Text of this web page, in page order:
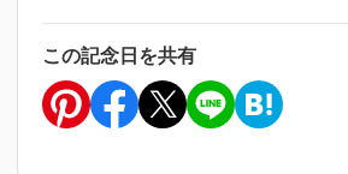
この記念日を共有